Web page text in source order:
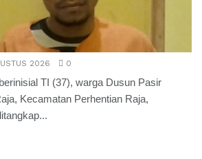
2026 0
TI (37), warga Dusun Pasir
Kecamatan Perhentian Raja,